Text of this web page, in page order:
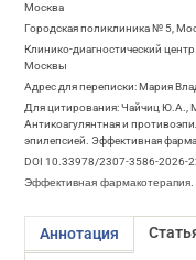
Москва
Городская поликлиника № 5,
Клинико-диагностический
Москвы
Адрес для переписки: Мария
Для цитирования: Чайчиц Ю.А.,
Антикоагулянтная и
эпилепсией. Эффективная
DOI 10.33978/2307-3586-2026-
Эффективная
Аннотация